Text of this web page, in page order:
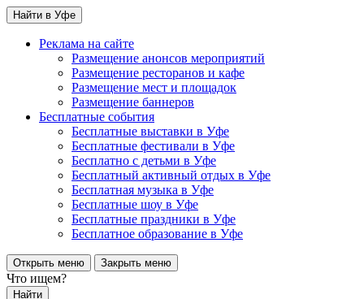
Найти в Уфе
Реклама на сайте
Размещение анонсов мероприятий
Размещение ресторанов и кафе
Размещение мест и площадок
Размещение баннеров
Бесплатные события
Бесплатные выставки в Уфе
Бесплатные фестивали в Уфе
Бесплатно с детьми в Уфе
Бесплатный активный отдых в Уфе
Бесплатная музыка в Уфе
Бесплатные шоу в Уфе
Бесплатные праздники в Уфе
Бесплатное образование в Уфе
Открыть меню Закрыть меню
Что ищем?
Найти